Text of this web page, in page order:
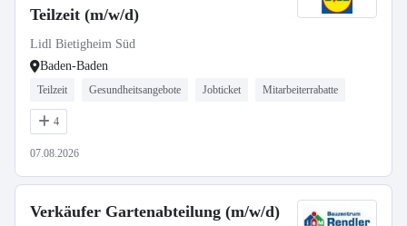
Teilzeit (m/w/d)
Lidl Bietigheim Süd
Baden-Baden
Teilzeit Gesundheitsangebote Jobticket Mitarbeiterrabatte
4
07.08.2026
Verkäufer Gartenabteilung (m/w/d)